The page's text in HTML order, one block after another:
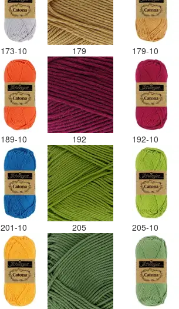
173-10 179 179-10
189-10 192 192-10
201-10 205 205-10